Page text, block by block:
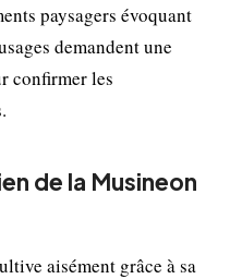
paysagers évoquant
demandent une
confirmer les
de la Musineon
aisément grâce à sa